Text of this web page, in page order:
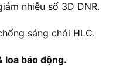
nhiễu số 3D DNR.
sáng chói HLC.
loa báo động.